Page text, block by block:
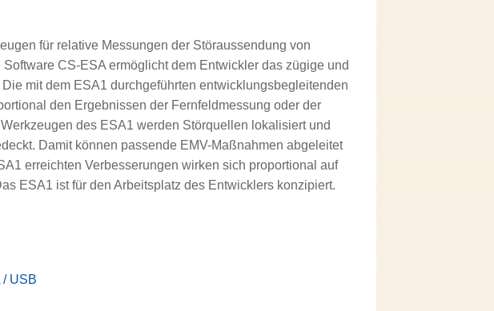
für relative Messungen der Störaussendung von
CS-ESA ermöglicht dem Entwickler das zügige und
mit dem ESA1 durchgeführten entwicklungsbegleitenden
den Ergebnissen der Fernfeldmessung oder der
des ESA1 werden Störquellen lokalisiert und
Damit können passende EMV-Maßnahmen abgeleitet
erreichten Verbesserungen wirken sich proportional auf
ESA1 ist für den Arbeitsplatz des Entwicklers konzipiert.
/ USB